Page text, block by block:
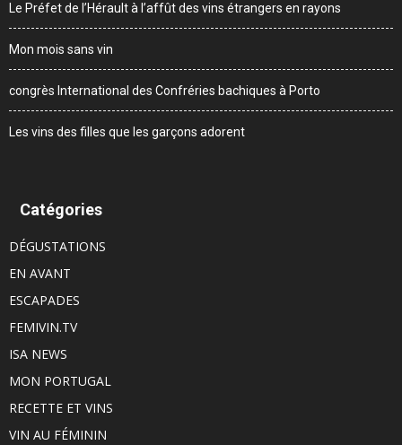
Le Préfet de l’Hérault à l’affût des vins étrangers en rayons
Mon mois sans vin
congrès International des Confréries bachiques à Porto
Les vins des filles que les garçons adorent
Catégories
DÉGUSTATIONS
EN AVANT
ESCAPADES
FEMIVIN.TV
ISA NEWS
MON PORTUGAL
RECETTE ET VINS
VIN AU FÉMININ